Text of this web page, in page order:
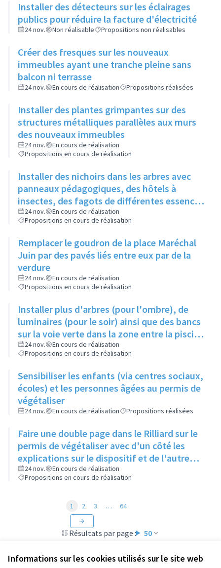
Informations sur les cookies utilisés sur le site web
Installer des détecteurs sur les éclairages
publics pour réduire la facture d'électricité
24 nov. Non réalisable Propositions non réalisables
Créer des fresques sur les nouveaux
immeubles ayant une tranche pleine sans
balcon ni terrasse
24 nov. En cours de réalisation Propositions réalisées
Installer des plantes grimpantes sur des
structures métalliques parallèles aux murs
des nouveaux immeubles
24 nov.
En cours de réalisation
Propositions en cours de réalisation
Installer des nichoirs dans les arbres avec
panneaux pédagogiques, des hôtels à
insectes, des fagots de différentes essences
pour stimuler la biodiversité sur la place du
Château à la Roue
24 nov.
En cours de réalisation
Propositions en cours de réalisation
Remplacer le goudron de la place Maréchal
Juin par des pavés liés entre eux par de la
verdure
24 nov.
En cours de réalisation
Propositions en cours de réalisation
Installer plus d'arbres (pour l'ombre), de
luminaires (pour le soir) ainsi que des bancs
sur la voie verte dans la zone entre la piscine
et la rue de l'Industrie
24 nov.
En cours de réalisation
Propositions en cours de réalisation
Sensibiliser les enfants (via centres sociaux,
écoles) et les personnes âgées au permis de
végétaliser
24 nov. En cours de réalisation Propositions réalisées
Faire une double page dans le Rilliard sur le
permis de végétaliser avec d'un côté les
explications sur le dispositif et de l'autre
côté des exemples concrets de lieux à
investir
24 nov.
En cours de réalisation
Propositions en cours de réalisation
Résultats par page : 50
1 2 3 … 64